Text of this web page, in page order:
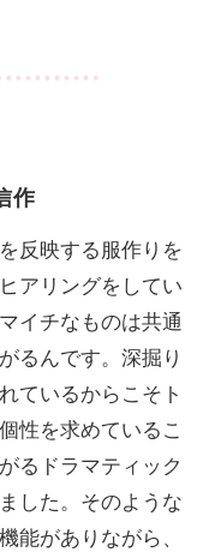
作
反映する服作りを
アリングをしてい
イチなものは共通
るんです。深掘り
ているからこそト
性を求めているこ
るドラマティック
した。そのような
能がありながら、